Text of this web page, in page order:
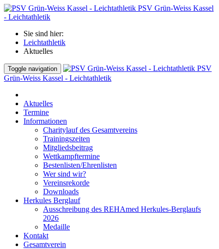
PSV Grün-Weiss Kassel
- Leichtathletik
Sie sind hier:
Leichtathletik
Aktuelles
Toggle navigation
PSV
Grün-Weiss Kassel - Leichtathletik
Aktuelles
Termine
Informationen
Charitylauf des Gesamtvereins
Trainingszeiten
Mitgliedsbeitrag
Wettkampftermine
Bestenlisten/Ehrenlisten
Wer sind wir?
Vereinsrekorde
Downloads
Herkules Berglauf
Ausschreibung des REHAmed Herkules-Berglaufs
2026
Medaille
Kontakt
Gesamtverein